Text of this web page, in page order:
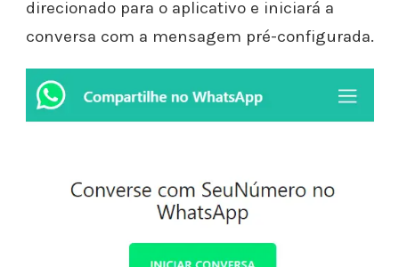
direcionado para o aplicativo e iniciará a
conversa com a mensagem pré-configurada.